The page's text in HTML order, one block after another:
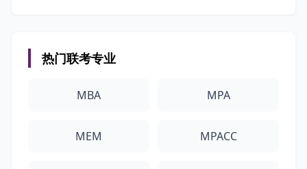
热门联考专业
MBA MPA
MEM MPACC